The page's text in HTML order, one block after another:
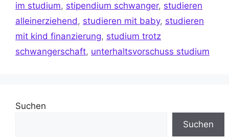
im studium, stipendium schwanger, studieren
alleinerziehend , studieren mit baby, studieren
mit kind finanzierung, studium trotz
schwangerschaft, unterhaltsvorschuss studium
Suchen
Suchen